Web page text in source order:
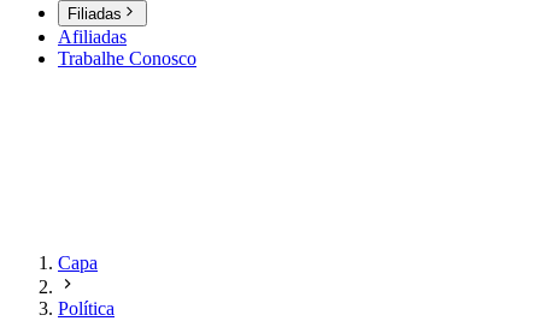
Filiadas
Afiliadas
Trabalhe Conosco
Capa
Política